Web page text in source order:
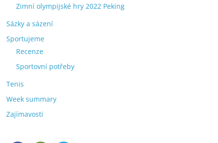
Zimní olympijské hry 2022 Peking
Sázky a sázení
Sportujeme
Recenze
Sportovní potřeby
Tenis
Week summary
Zajímavosti